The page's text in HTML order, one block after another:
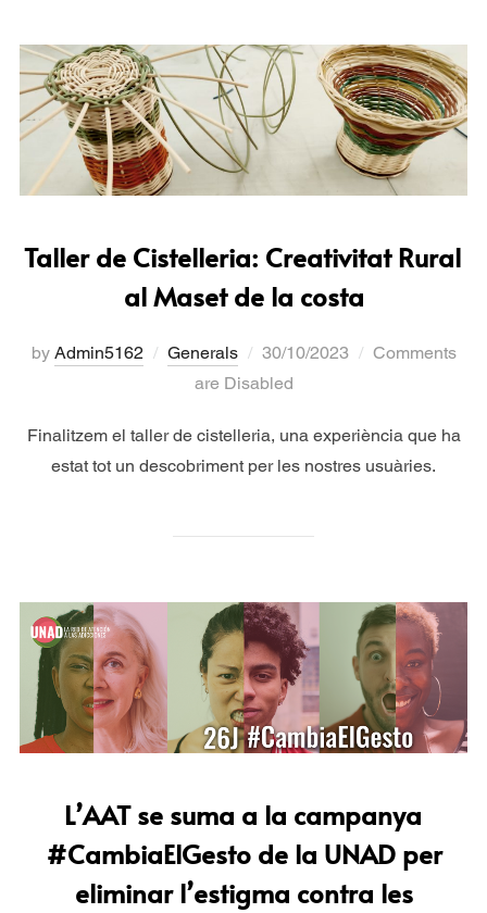
Taller de Cistelleria: Creativitat Rural
al Maset de la costa
by Admin5162 Generals 30/10/2023
Comments
are Disabled
Finalitzem el taller de cistelleria, una experiència que ha
estat tot un descobriment per les nostres usuàries.
L’AAT se suma a la campanya
#CambiaElGesto de la UNAD per
eliminar l’estigma contra les